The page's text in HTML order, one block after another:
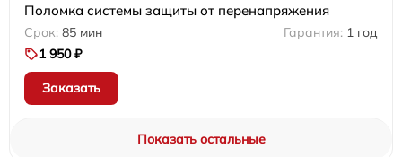
Поломка системы защиты от перенапряжения
85 мин
1 год
1 950 ₽
Заказать
Показать остальные